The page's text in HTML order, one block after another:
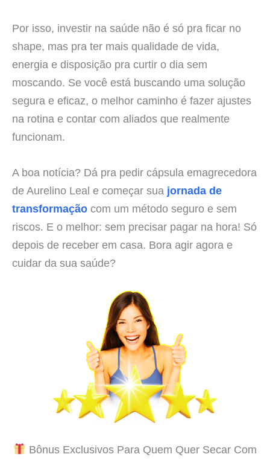
Por isso, investir na saúde não é só pra ficar no
shape, mas pra ter mais qualidade de vida,
energia e disposição pra curtir o dia sem
moscando. Se você está buscando uma solução
segura e eficaz, o melhor caminho é fazer ajustes
na rotina e contar com aliados que realmente
funcionam.
A boa notícia? Dá pra pedir cápsula emagrecedora
de Aurelino Leal e começar sua jornada de
transformação com um método seguro e sem
riscos. E o melhor: sem precisar pagar na hora! Só
depois de receber em casa. Bora agir agora e
cuidar da sua saúde?
Bônus Exclusivos Para Quem Quer Secar Com